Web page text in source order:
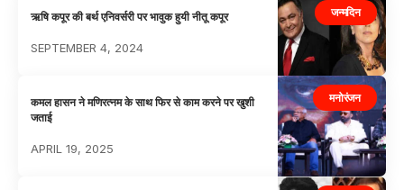
जन्मदिन
ऋषि कपूर की बर्थ एनिवर्सरी पर भावुक हुयी नीतू कपूर
SEPTEMBER 4, 2024
मनोरंजन
कमल हासन ने मणिरत्नम के साथ फिर से काम करने पर खुशी
जताई
APRIL 19, 2025